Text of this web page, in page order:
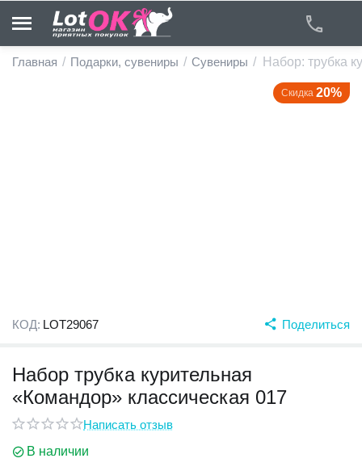
Главная / Подарки, сувениры / Сувениры / Набор: трубка
Скидка 20%
КОД: LOT29067 Поделиться
Набор трубка курительная
«Командор» классическая 017
Написать отзыв
В наличии